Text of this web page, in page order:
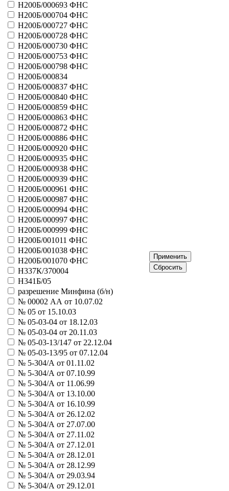
Больше
Миг-Lotto (Триумф ЗАО)
31009 - Казино Фортуна
31012 - Золотая рыбка
31016 - Сокровища джина
31017 - Затерянный клад
31018 - Чемпион
31044 - Счастливая семерка
31046 - 6 из 36
Больше
Милосердие и культура
21064 - Сюрприз
Больше
Нац. жилищный консорциум
41055 - Нац. жилищная лотерея
Больше
Национальные лотереи ООО
41050 - Доступное жилье
Больше
обьединение Союз-спортлото
11006 - Супер-спринт
Больше
Огни Москвы
21035 - Москва и москвичи
Больше
Олимпийский комитет России
31058 - Олимпийский спринт
Больше
Олимпийский комитет СССР
11005 - моментальная лотерея
Больше
Остар, ассоциация медиков
21083 - Остар
Больше
Пари-Париж
31043 - Культура. Новый век
41085 - Истоки
41092 - Танец
Больше
Пермская дирекция лотерей
21069 - Удача
Больше
РосЛНТО
21003 - Казино
21075 - Мир чудес
31007 - Маска
31015 - Джокер
31047 - Лица истории
Больше
Рослотцентр ООО
41052 - Время денег 25
41054 - Время денег 50
Н200Б/000693 ФНС
Н200Б/000704 ФНС
Н200Б/000727 ФНС
Н200Б/000728 ФНС
Н200Б/000730 ФНС
Н200Б/000753 ФНС
Н200Б/000798 ФНС
Н200Б/000834
Н200Б/000837 ФНС
Н200Б/000840 ФНС
Н200Б/000859 ФНС
Н200Б/000863 ФНС
Н200Б/000872 ФНС
Н200Б/000886 ФНС
Н200Б/000920 ФНС
Н200Б/000935 ФНС
Н200Б/000938 ФНС
Н200Б/000939 ФНС
Н200Б/000961 ФНС
Н200Б/000987 ФНС
Н200Б/000994 ФНС
Н200Б/000997 ФНС
Н200Б/000999 ФНС
Н200Б/001011 ФНС
Н200Б/001038 ФНС
Н200Б/001070 ФНС
Н337К/370004
Н341Б/05
разрешение Минфина (б/н)
№ 00002 АА от 10.07.02
№ 05 от 15.10.03
№ 05-03-04 от 18.12.03
№ 05-03-04 от 20.11.03
№ 05-03-13/147 от 22.12.04
№ 05-03-13/95 от 07.12.04
№ 5-304/А от 01.11.02
№ 5-304/А от 07.10.99
№ 5-304/А от 11.06.99
№ 5-304/А от 13.10.00
№ 5-304/А от 16.10.99
№ 5-304/А от 26.12.02
№ 5-304/А от 27.07.00
№ 5-304/А от 27.11.02
№ 5-304/А от 27.12.01
№ 5-304/А от 28.12.01
№ 5-304/А от 28.12.99
№ 5-304/А от 29.03.94
№ 5-304/А от 29.12.01